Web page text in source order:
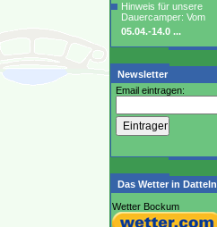
Hinweis für unsere
Dauercamper: Vom
05.04.-14.0 ...
Newsletter
Email eintragen:
Das Wetter in Datteln
Wetter Bockum